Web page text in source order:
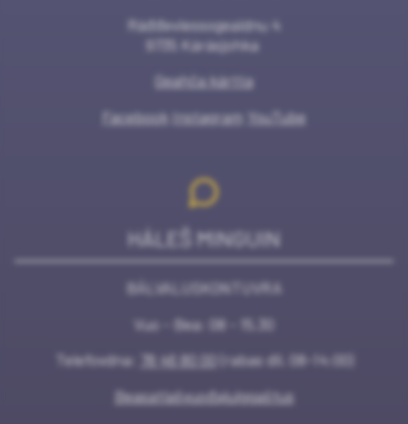
Ráđđeviessogeaidnu 4
9735 Kárásjohka
Geahča kártta
Facebook Instagram YouTube
HÁLEŠ MINGUIN
BÁLVALUSKONTUVRA
Vuo - Bea: 08 - 15.30
Telefovdna:
78 46 80 00 (rabas dii. 08-14:00)
Beasatlašvuođajulggaštus